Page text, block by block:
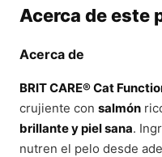
Acerca de este
Acerca de
BRIT CARE® Cat
crujiente con salmón
brillante y piel sana.
nutren el pelo desde